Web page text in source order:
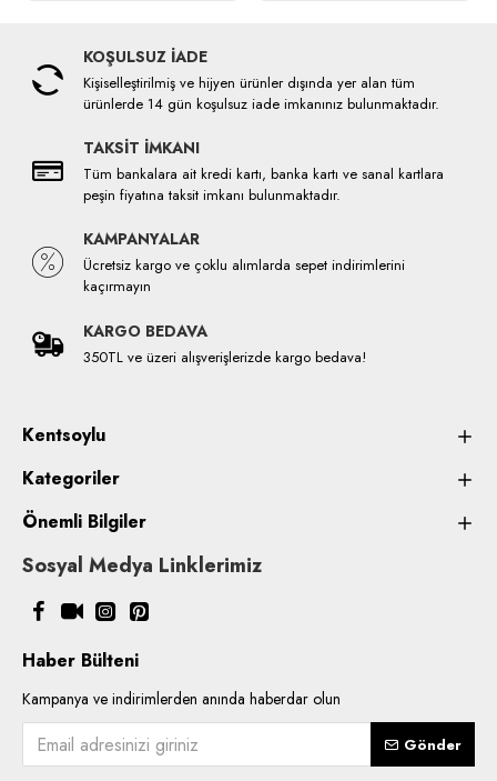
KOŞULSUZ İADE
Kişiselleştirilmiş ve hijyen ürünler dışında yer alan tüm
ürünlerde 14 gün koşulsuz iade imkanınız bulunmaktadır.
TAKSİT İMKANI
Tüm bankalara ait kredi kartı, banka kartı ve sanal kartlara
peşin fiyatına taksit imkanı bulunmaktadır.
KAMPANYALAR
Ücretsiz kargo ve çoklu alımlarda sepet indirimlerini
kaçırmayın
KARGO BEDAVA
350TL ve üzeri alışverişlerizde kargo bedava!
Kentsoylu
Kategoriler
Önemli Bilgiler
Sosyal Medya Linklerimiz
Haber Bülteni
Kampanya ve indirimlerden anında haberdar olun
Gönder